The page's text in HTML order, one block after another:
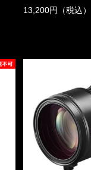
13,200円（税込）